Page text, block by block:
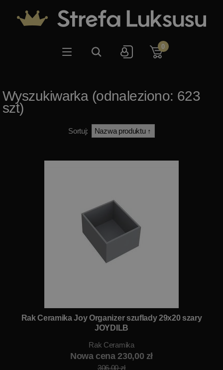
0
Wyszukiwarka (odnaleziono: 623
szt)
Sortuj:
Rak Ceramika Joy Organizer szuflady 29x20 szary
JOYDILB
Rak Ceramika
Nowa cena 230,00 zł
306,00 zł